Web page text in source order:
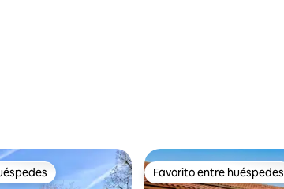
227 evaluaciones
Favorito entre huéspedes
Favorito entre huéspedes